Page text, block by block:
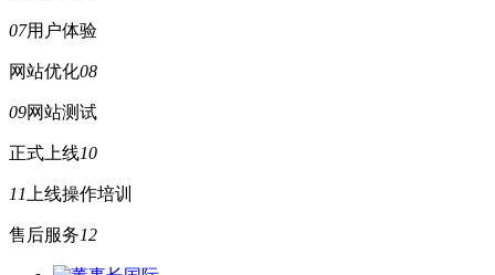
07用户体验
网站优化08
09网站测试
正式上线10
11 上线操作培训
售后服务12